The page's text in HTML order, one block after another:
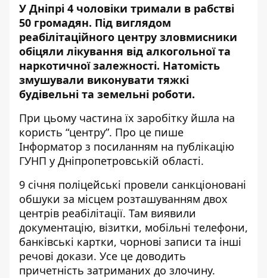
У Дніпрі 4 чоловіки тримали в рабстві
50 громадян. Під виглядом
реабілітаційного центру зловмисники
обіцяли лікування від алкогольної та
наркотичної залежності. Натомість
змушували виконувати тяжкі
будівельні та земельні роботи.
При цьому частина їх заробітку йшла на
користь “центру”. Про це пише
Інформатор з посиланням на публікацію
ГУНП у Дніпропетровській області.
9 січня поліцейські провели санкціоновані
обшуки за місцем розташуванням двох
центрів реабілітації. Там виявили
документацію, візитки, мобільні телефони,
банківські картки, чорнові записи та інші
речові докази. Усе це доводить
причетність затриманих до злочину.